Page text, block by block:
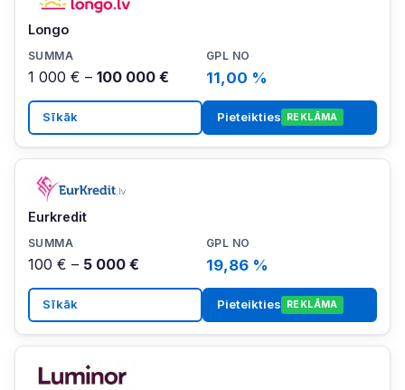
Longo
1 000 € – 100 000 € 11,00 %
Sīkāk Pieteikties REKLĀMA
Eurkredit
100 € – 5 000 € 19,86 %
Sīkāk Pieteikties REKLĀMA